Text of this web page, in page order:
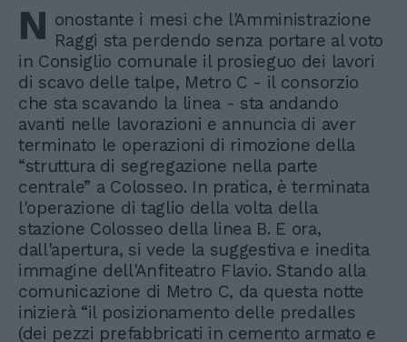
N onostante i mesi che l'Amministrazione
Raggi sta perdendo senza portare al voto
in Consiglio comunale il prosieguo dei lavori
di scavo delle talpe, Metro C - il consorzio
che sta scavando la linea - sta andando
avanti nelle lavorazioni e annuncia di aver
terminato le operazioni di rimozione della
“struttura di segregazione nella parte
centrale” a Colosseo. In pratica, è terminata
l'operazione di taglio della volta della
stazione Colosseo della linea B. E ora,
dall'apertura, si vede la suggestiva e inedita
immagine dell'Anfiteatro Flavio. Stando alla
comunicazione di Metro C, da questa notte
inizierà “il posizionamento delle predalles
(dei pezzi prefabbricati in cemento armato e